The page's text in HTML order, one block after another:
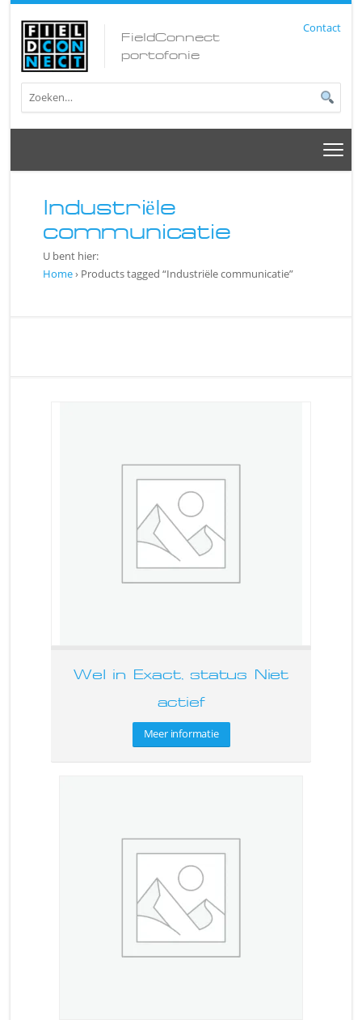
FieldConnect
portofonie
Contact
Industriële
communicatie
U bent hier:
Home› Products tagged “Industriële communicatie”
Wel in Exact, status Niet
actief
Meer informatie